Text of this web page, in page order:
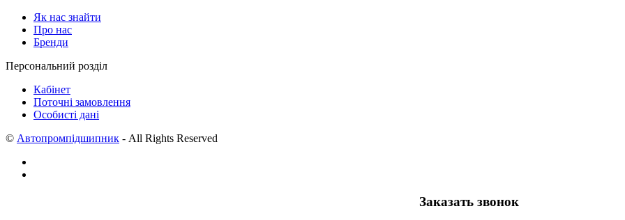
Як нас знайти
Про нас
Бренди
Персональний розділ
Кабінет
Поточні замовлення
Особисті дані
© Автопромпідшипник - All Rights Reserved
Заказать звонок